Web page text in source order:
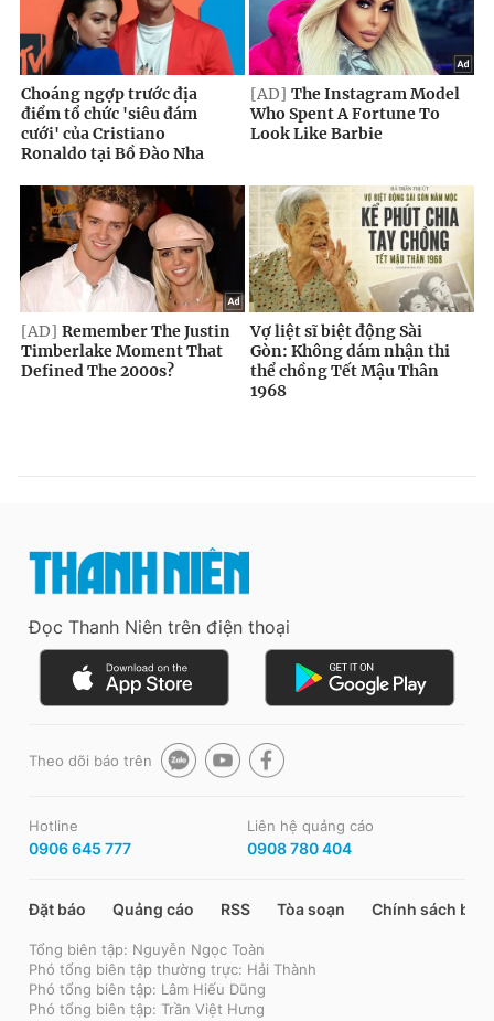
Đọc Thanh Niên trên điện thoại
Theo dõi báo trên
Hotline
0906 645 777
Liên hệ quảng cáo
0908 780 404
Đặt báo Quảng cáo RSS Tòa soạn Chính sách bảo
Tổng biên tập: Nguyễn Ngọc Toàn
Phó tổng biên tập thường trực: Hải Thành
Phó tổng biên tập: Lâm Hiếu Dũng
Phó tổng biên tập: Trần Việt Hưng